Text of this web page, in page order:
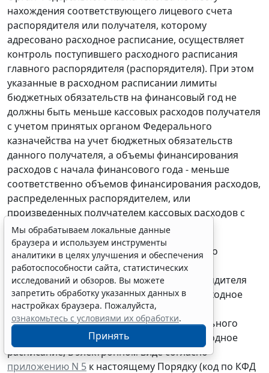
нахождения соответствующего лицевого счета
распорядителя или получателя, которому
адресовано расходное расписание, осуществляет
контроль поступившего расходного расписания
главного распорядителя (распорядителя). При этом
указанные в расходном расписании лимиты
бюджетных обязательств на финансовый год не
должны быть меньше кассовых расходов получателя
с учетом принятых органом Федерального
казначейства на учет бюджетных обязательств
данного получателя, а объемы финансирования
расходов с начала финансового года - меньше
соответственно объемов финансирования расходов,
распределенных распорядителем, или
произведенных получателем кассовых расходов с
начала финансового года.
О результате контроля орган Федерального
казначейства по месту нахождения
соответствующего лицевого счета распорядителя
или получателя, которому адресовано расходное
расписание главного распорядителя
(распорядителя), извещает орган Федерального
казначейства, от которого поступило расходное
расписание, в электронном виде согласно
приложению N 5 к настоящему Порядку (код по КФД
Мы обрабатываем локальные данные
браузера и используем инструменты
аналитики в целях улучшения и обеспечения
работоспособности сайта, статистических
исследований и обзоров. Вы можете
запретить обработку указанных данных в
настройках браузера. Пожалуйста,
ознакомьтесь с условиями их обработки.
Принять